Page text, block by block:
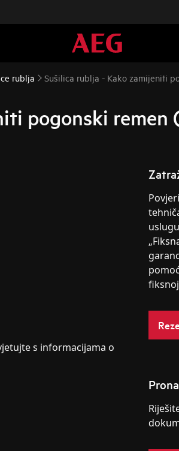
rublja Sušilica rublja - Kako zamijeniti
pogonski remen
s informacijama o